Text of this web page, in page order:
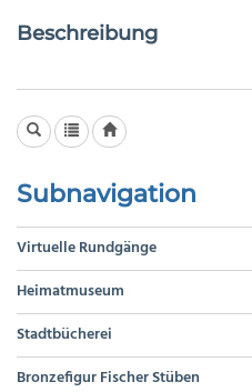
Beschreibung
Subnavigation
Virtuelle Rundgänge
Heimatmuseum
Stadtbücherei
Bronzefigur Fischer Stüben